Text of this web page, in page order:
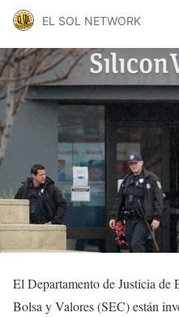
EL SOL NETWORK
El Departamento de Justicia
Bolsa y Valores (SEC) están